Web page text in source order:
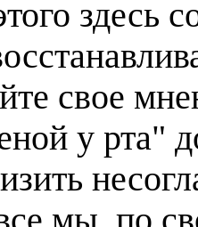
здесь
свое
у рта"